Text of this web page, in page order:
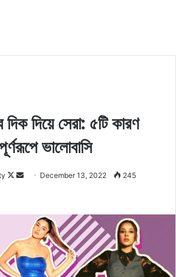
দিয়ে সেরা: ৫টি কারণ
ভালোবাসি
F
w
o
n
e
December 13, 2022 245